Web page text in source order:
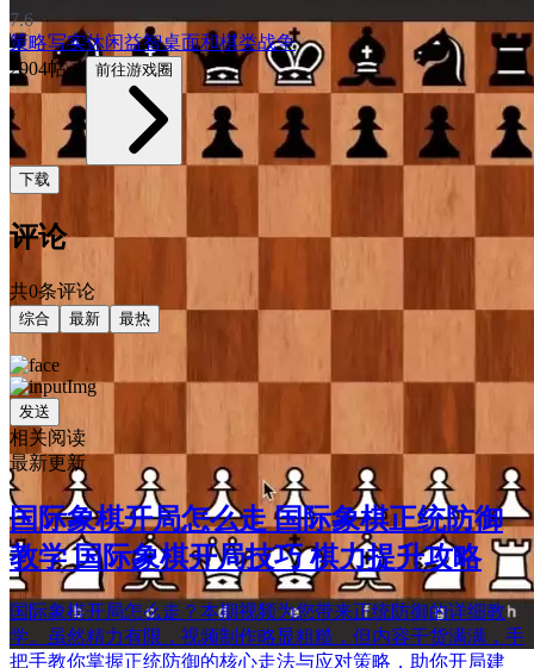
7.6
策略写实休闲益智桌面和棋类战争
2904帖子 前往游戏圈
下载
评论
共0条评论
综合 最新 最热
发送
相关阅读
最新更新
国际象棋开局怎么走 国际象棋正统防御
教学 国际象棋开局技巧 棋力提升攻略
国际象棋开局怎么走？本期视频为您带来正统防御的详细教
学。虽然精力有限，视频制作略显粗糙，但内容干货满满，手
把手教你掌握正统防御的核心走法与应对策略，助你开局建